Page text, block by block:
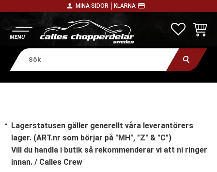
person MINA SIDOR │ KLARNA payment
Lagerstatusen gäller generellt våra leverantörers
lager. (ART.nr som börjar på "MH", "Z" & "C")
Vill du handla i butik så rekommenderar vi att ni ringer
innan. / Calles Crew